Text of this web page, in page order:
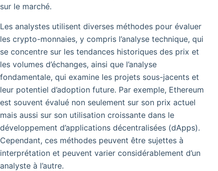
sur le marché.
Les analystes utilisent diverses méthodes pour évaluer
les crypto-monnaies, y compris l’analyse technique, qui
se concentre sur les tendances historiques des prix et
les volumes d’échanges, ainsi que l’analyse
fondamentale, qui examine les projets sous-jacents et
leur potentiel d’adoption future. Par exemple, Ethereum
est souvent évalué non seulement sur son prix actuel
mais aussi sur son utilisation croissante dans le
développement d’applications décentralisées (dApps).
Cependant, ces méthodes peuvent être sujettes à
interprétation et peuvent varier considérablement d’un
analyste à l’autre.